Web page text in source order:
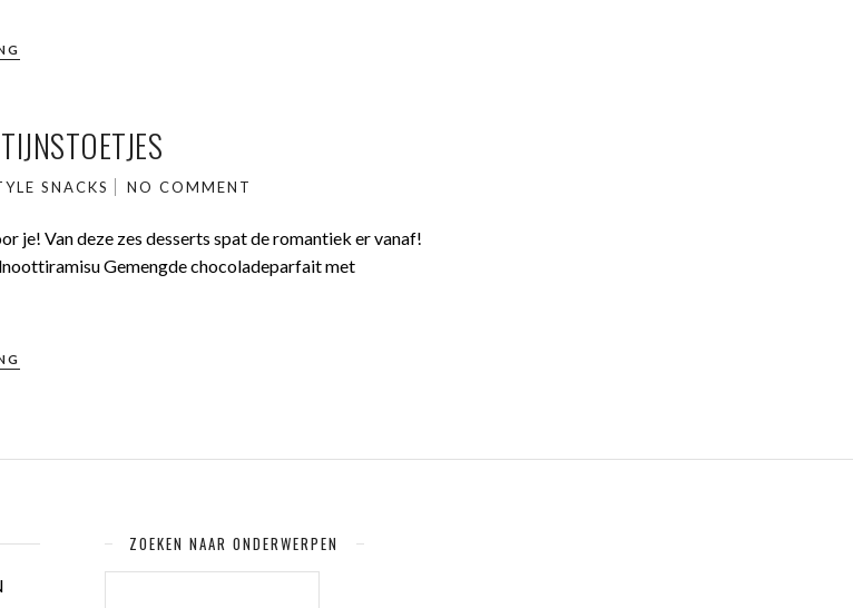
SNACKS NO COMMENT
je! Van deze zes desserts spat de romantiek er vanaf!
Gemengde chocoladeparfait met
ZOEKEN NAAR ONDERWERPEN